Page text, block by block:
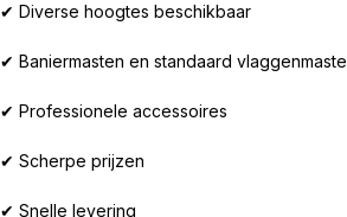
✔ Diverse hoogtes beschikbaar
✔ Baniermasten en standaard
✔ Professionele accessoires
✔ Scherpe prijzen
✔ Snelle levering